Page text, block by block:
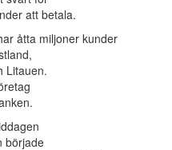
att betala.
åtta miljoner kunder
Litauen.
började